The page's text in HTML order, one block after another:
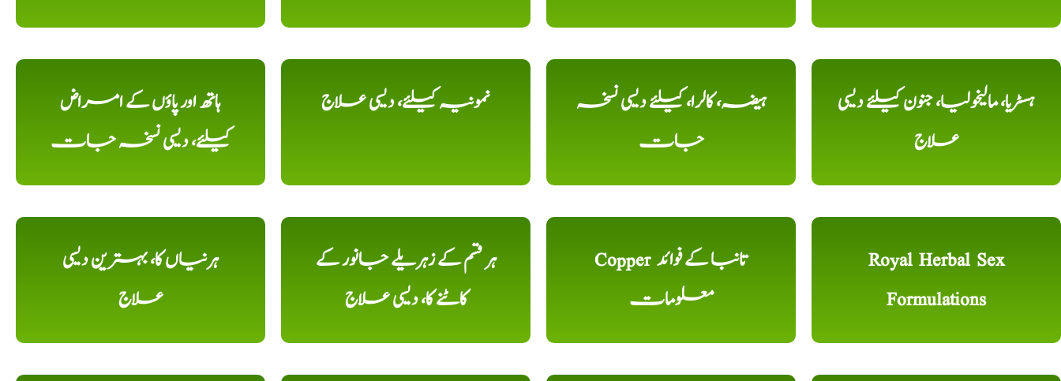
ہاتھ اور پاؤں کے امراض
کیلئے، دیسی نسخہ جات
نمونیہ کیلئے، دیسی علاج
ہیضہ، کالرا، کیلئے دیسی نسخہ
جات
ہسٹریا، مالیخولیا، جنون کیلئے دیسی
علاج
ہرنیاں کا، بہترین دیسی
علاج
ہر قسم کے زہریلے جانور کے
کاٹنے کا، دیسی علاج
Copper تانبا کے فوائد
معلومات
Royal Herbal Sex
Formulations